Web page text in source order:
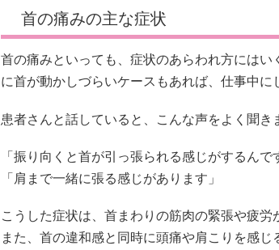
首の痛みの主な症状
首の痛みといっても、症状のあらわれ方には
に首が動かしづらいケースもあれば、仕事中に
患者さんと話していると、こんな声をよく聞き
「振り向くと首が引っ張られる感じがするんで
「肩まで一緒に張る感じがあります」
こうした症状は、首まわりの筋肉の緊張や疲労
また、首の違和感と同時に頭痛や肩こりを感